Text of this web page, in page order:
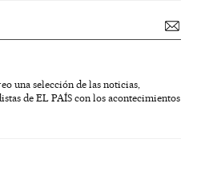
una selección de las noticias,
de EL PAÍS con los acontecimientos